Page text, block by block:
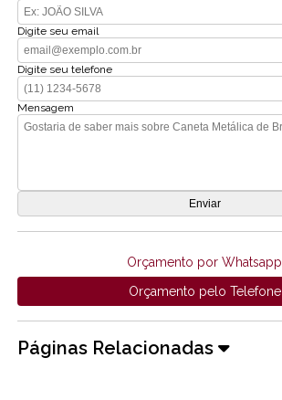
Digite seu email
Digite seu telefone
Mensagem
Orçamento por Whatsapp
Orçamento pelo Telefone
Páginas Relacionadas